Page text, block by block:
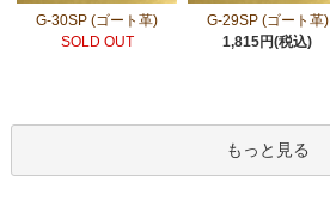
G-30SP (ゴート革)
SOLD OUT
G-29SP (ゴート革)
1,815円(税込)
もっと見る